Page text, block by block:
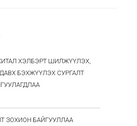
ХЭЛБЭРТ ШИЛЖҮҮЛЭХ,
БЭХЖҮҮЛЭХ СУРГАЛТ
ЗОХИОН БАЙГУУЛЛАА